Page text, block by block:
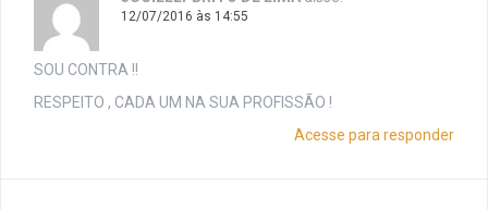
12/07/2016 às 14:55
SOU CONTRA !!
RESPEITO , CADA UM NA SUA PROFISSÃO !
Acesse para responder